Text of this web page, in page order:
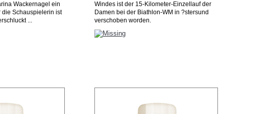
Wackernagel ein
die Schauspielerin ist
...
Windes ist der 15-Kilometer-Einzellauf der
Damen bei der Biathlon-WM in ?stersund
verschoben worden.